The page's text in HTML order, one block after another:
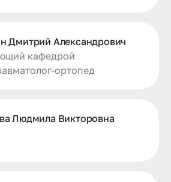
Дмитрий Александрович
кафедрой
ортопед
Людмила Викторовна